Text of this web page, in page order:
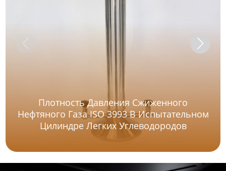
Плотность Давления Сжиженного
Нефтяного Газа ISO 3993 В Испытательном
Цилиндре Легких Углеводородов